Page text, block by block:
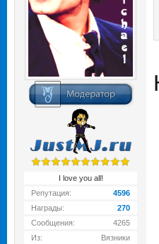
I love you all!
Репутация:
4596
Награды:
270
Сообщения:
4265
Из:
Вязники